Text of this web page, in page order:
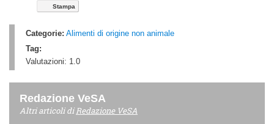
Stampa
Categorie: Alimenti di origine non animale
Tag:
Valutazioni: 1.0
Redazione VeSA
Altri articoli diRedazione VeSA